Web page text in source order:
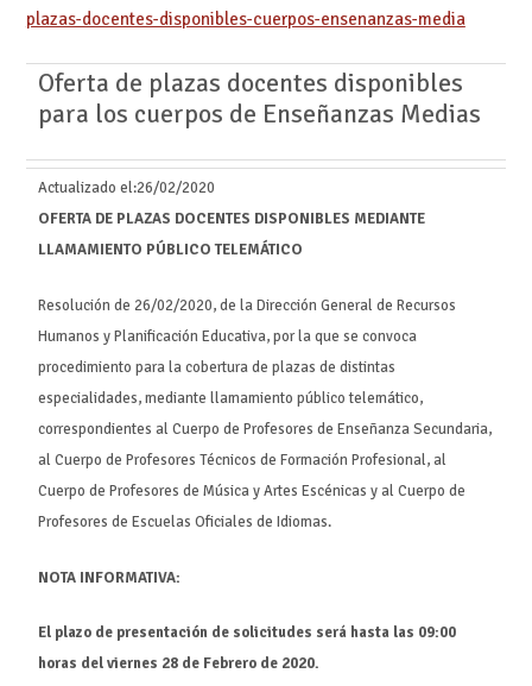
plazas-docentes-disponibles-cuerpos-ensenanzas-media
Oferta de plazas docentes disponibles
para los cuerpos de Enseñanzas Medias
Actualizado el:26/02/2020
OFERTA DE PLAZAS DOCENTES DISPONIBLES MEDIANTE
LLAMAMIENTO PÚBLICO TELEMÁTICO
Resolución de 26/02/2020, de la Dirección General de Recursos
Humanos y Planificación Educativa, por la que se convoca
procedimiento para la cobertura de plazas de distintas
especialidades, mediante llamamiento público telemático,
correspondientes al Cuerpo de Profesores de Enseñanza Secundaria,
al Cuerpo de Profesores Técnicos de Formación Profesional, al
Cuerpo de Profesores de Música y Artes Escénicas y al Cuerpo de
Profesores de Escuelas Oficiales de Idiomas.
NOTA INFORMATIVA:
El plazo de presentación de solicitudes será hasta las 09:00
horas del viernes 28 de Febrero de 2020.